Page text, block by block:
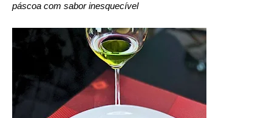
páscoa com sabor inesquecível